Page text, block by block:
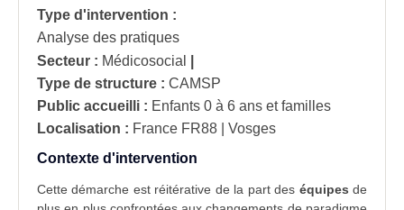
Type d'intervention :
Analyse des pratiques
Secteur : Médicosocial
Type de structure : CAMSP
Public accueilli : Enfants 0 à 6 ans et familles
Localisation : France FR88 | Vosges
Contexte d'intervention
Cette démarche est réitérative de la part des équipes de